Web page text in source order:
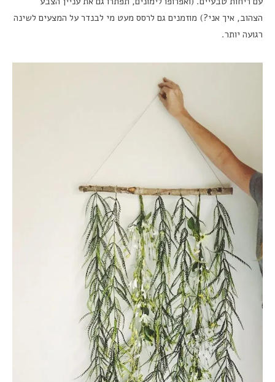
הצהוב, איך אני?) מוזמנים גם לרסס מעט מי לבנדר על המצעים לשינה
רגועה יותר.